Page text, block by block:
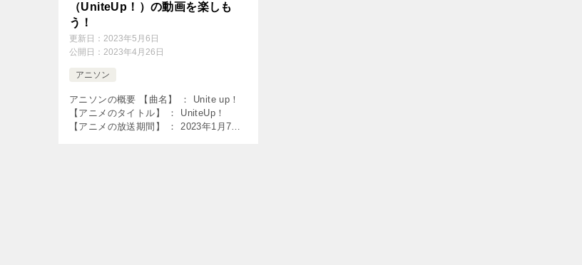
（UniteUp！）の動画を楽しも
う！
更新日： 2023年5月6日
公開日： 2023年4月26日
アニソン
アニソンの概要 【曲名】 ： Unite up！
【アニメのタイトル】 ： UniteUp！
【アニメの放送期間】 ： 2023年1月7日